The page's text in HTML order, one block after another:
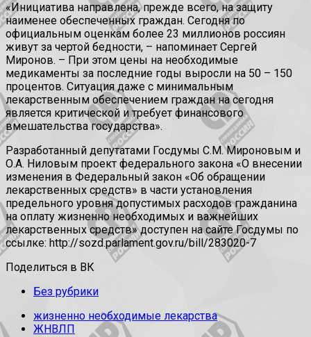
«Инициатива направлена, прежде всего, на защиту
наименее обеспеченных граждан. Сегодня по
официальным оценкам более 23 миллионов россиян
живут за чертой бедности, – напоминает Сергей
Миронов. – При этом цены на необходимые
медикаменты за последние годы выросли на 50 – 150
процентов. Ситуация даже с минимальным
лекарственным обеспечением граждан на сегодня
является критической и требует финансового
вмешательства государства».
Разработанный депутатами Госдумы С.М. Мироновым и
О.А. Ниловым проект федерального закона «О внесении
изменения в Федеральный закон «Об обращении
лекарственных средств» в части установления
предельного уровня допустимых расходов гражданина
на оплату жизненно необходимых и важнейших
лекарственных средств» доступен на сайте Госдумы по
ссылке: http://sozd.parlament.gov.ru/bill/283020-7
Поделиться в ВК
Без рубрики
жизненно необходимые лекарства
ЖНВЛП